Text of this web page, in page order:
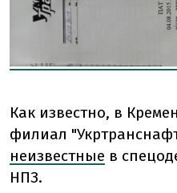
Как известно, в
филиал
неизвестные в
НПЗ.